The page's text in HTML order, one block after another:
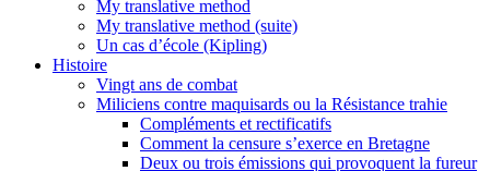
My translative method
My translative method (suite)
Un cas d’école (Kipling)
Histoire
Vingt ans de combat
Miliciens contre maquisards ou la Résistance trahie
Compléments et rectificatifs
Comment la censure s’exerce en Bretagne
Deux ou trois émissions qui provoquent la fureur